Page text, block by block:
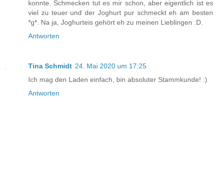
konnte. Schmecken tut es mir schon, aber eigentlich ist es
viel zu teuer und der Joghurt pur schmeckt eh am besten
*g*. Na ja, Joghurteis gehört eh zu meinen Lieblingen :D.
Antworten
Tina Schmidt 24. Mai 2020 um 17:25
Ich mag den Laden einfach, bin absoluter Stammkunde! :)
Antworten